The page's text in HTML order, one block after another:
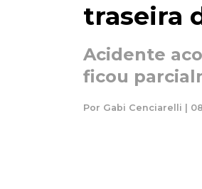
traseira
Acidente
ficou
Por Gabi Cenciarelli |